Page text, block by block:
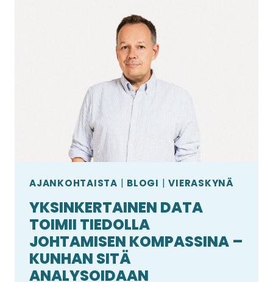
AJANKOHTAISTA | BLOGI |VIERASKYNÄ
YKSINKERTAINEN DATA
TOIMII TIEDOLLA
JOHTAMISEN KOMPASSINA –
KUNHAN SITÄ
ANALYSOIDAAN